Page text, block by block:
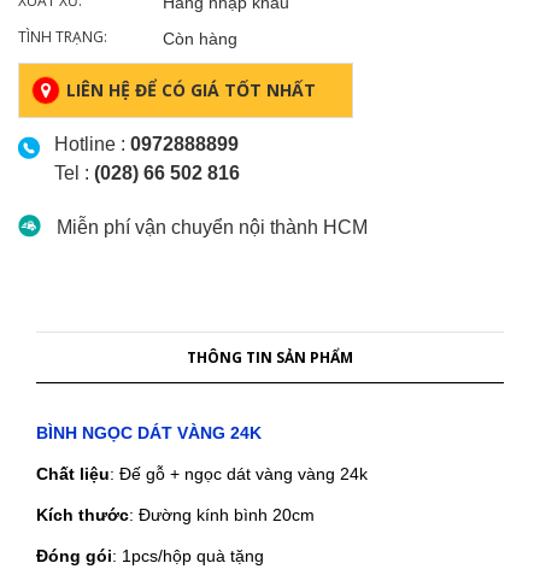
TÌNH TRẠNG: Còn hàng
LIÊN HỆ ĐỂ CÓ GIÁ TỐT NHẤT
Hotline : 0972888899
Tel : (028) 66 502 816
Miễn phí vận chuyển nội thành HCM
THÔNG TIN SẢN PHẨM
BÌNH NGỌC DÁT VÀNG 24K
Chất liệu: Đế gỗ + ngọc dát vàng vàng 24k
Kích thước: Đường kính bình 20cm
Đóng gói: 1pcs/hộp quà tặng